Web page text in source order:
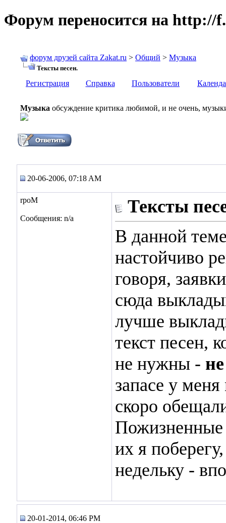
Форум переносится на http://
форум друзей сайта Zakat.ru > Общий > Музыка
Тексты песен.
Регистрация Справка Пользователи
Музыка обсуждение критика любимой, и не очень,
20-06-2006, 07:18 AM
rpoM
Сообщения: n/a
Тексты
В данной
настойчиво
говоря,
сюда
лучше
текст песен,
не нужны -
запасе у
скоро
Пожизненные
их я
недельку -
20-01-2014, 06:46 PM